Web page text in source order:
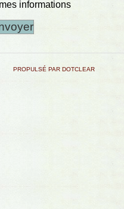
informations
PROPULSÉ PAR DOTCLEAR